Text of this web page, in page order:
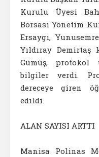
Kurulu Üyesi
Borsası Yönetim
Ersaygı,
Yıldıray Demirtaş
Gümüş, protokol
bilgiler verdi.
dereceye giren
edildi.
ALAN SAYISI ARTTI
Manisa Polinas